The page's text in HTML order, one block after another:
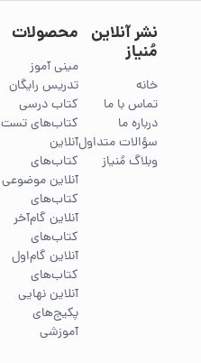
نشر آنلاین
مُنیاز
خانه
تماس با ما
درباره ما
سؤالات متداول
وبلاگ مُنیاز
محصولات
مینی آموز
تدریس رایگان
کتاب درسی
کتاب‌های تست
آنلاین
کتاب‌های
آنلاین موضوعی
کتاب‌های
آنلاین گام‌آخر
کتاب‌های
آنلاین گام‌اول
کتاب‌های
آنلاین نهایی
پکیج‌های
آموزشی